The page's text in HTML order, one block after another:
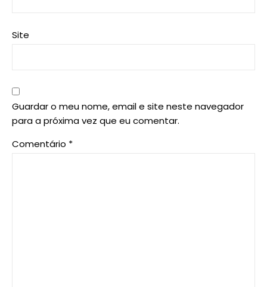
Site
Guardar o meu nome, email e site neste navegador
para a próxima vez que eu comentar.
Comentário *